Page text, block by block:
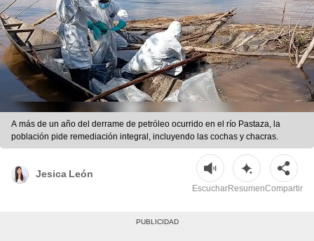
A más de un año del derrame de petróleo ocurrido en el río Pastaza, la
población pide remediación integral, incluyendo las cochas y chacras.
Jesica León
EscucharResumenCompartir